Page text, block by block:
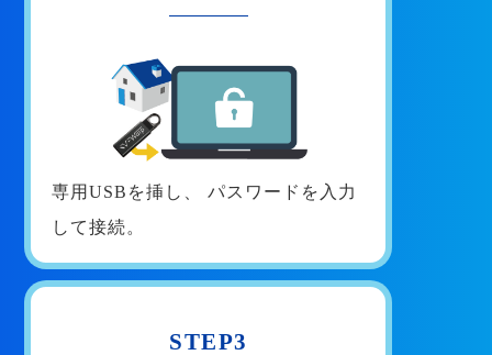
専用USBを挿し、
パスワードを入力
して接続。
STEP3